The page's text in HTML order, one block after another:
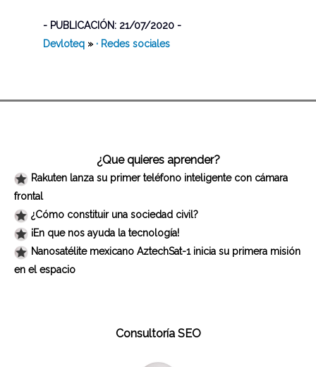
- PUBLICACIÓN: 21/07/2020 -
Devloteq» · Redes sociales
¿Que quieres aprender?
Rakuten lanza su primer teléfono inteligente con cámara
frontal
¿Cómo constituir una sociedad civil?
¡En que nos ayuda la tecnología!
Nanosatélite mexicano AztechSat-1 inicia su primera misión
en el espacio
Consultoría SEO